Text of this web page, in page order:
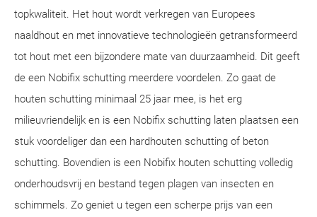
topkwaliteit. Het hout wordt verkregen van Europees
naaldhout en met innovatieve technologieën getransformeerd
tot hout met een bijzondere mate van duurzaamheid. Dit geeft
de een Nobifix schutting meerdere voordelen. Zo gaat de
houten schutting minimaal 25 jaar mee, is het erg
milieuvriendelijk en is een Nobifix schutting laten plaatsen een
stuk voordeliger dan een hardhouten schutting of beton
schutting. Bovendien is een Nobifix houten schutting volledig
onderhoudsvrij en bestand tegen plagen van insecten en
schimmels. Zo geniet u tegen een scherpe prijs van een